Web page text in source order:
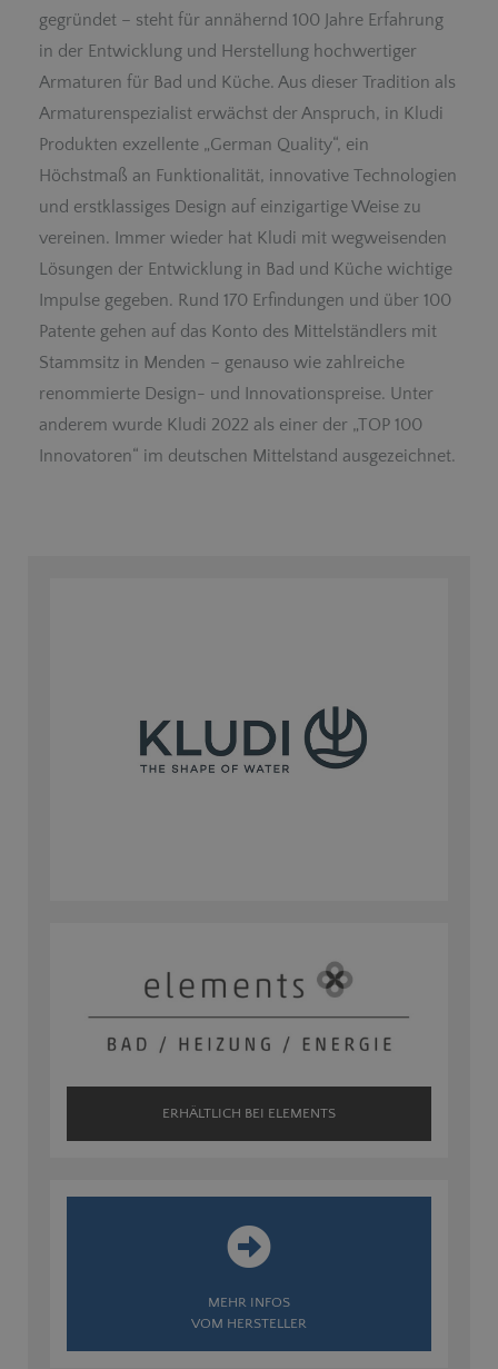
gegründet – steht für annähernd 100 Jahre Erfahrung
in der Entwicklung und Herstellung hochwertiger
Armaturen für Bad und Küche. Aus dieser Tradition als
Armaturenspezialist erwächst der Anspruch, in Kludi
Produkten exzellente „German Quality“, ein
Höchstmaß an Funktionalität, innovative Technologien
und erstklassiges Design auf einzigartige Weise zu
vereinen. Immer wieder hat Kludi mit wegweisenden
Lösungen der Entwicklung in Bad und Küche wichtige
Impulse gegeben. Rund 170 Erfindungen und über 100
Patente gehen auf das Konto des Mittelständlers mit
Stammsitz in Menden – genauso wie zahlreiche
renommierte Design- und Innovationspreise. Unter
anderem wurde Kludi 2022 als einer der „TOP 100
Innovatoren“ im deutschen Mittelstand ausgezeichnet.
ERHÄLTLICH BEI ELEMENTS
MEHR INFOS
VOM HERSTELLER